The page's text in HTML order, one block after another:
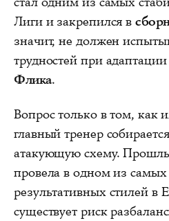
Лиги и закрепился в
значит, не должен
трудностей при
Флика.
Вопрос только в том, как
главный тренер
атакующую схему.
провела в одном из
результативных стилей
существует риск